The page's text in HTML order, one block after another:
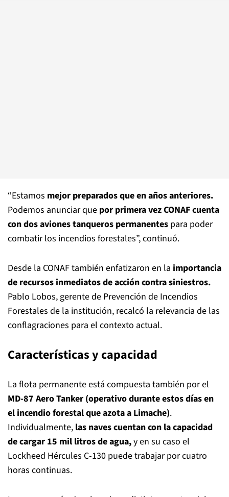
“Estamos mejor preparados que en años anteriores.
Podemos anunciar que por primera vez CONAF cuenta
con dos aviones tanqueros permanentes para poder
combatir los incendios forestales”, continuó.
Desde la CONAF también enfatizaron en la importancia
de recursos inmediatos de acción contra siniestros.
Pablo Lobos, gerente de Prevención de Incendios
Forestales de la institución, recalcó la relevancia de las
conflagraciones para el contexto actual.
Características y capacidad
La flota permanente está compuesta también por el
MD-87 Aero Tanker (operativo durante estos días en
el incendio forestal que azota a Limache).
Individualmente, las naves cuentan con la capacidad
de cargar 15 mil litros de agua,y en su caso el
Lockheed Hércules C-130 puede trabajar por cuatro
horas continuas.